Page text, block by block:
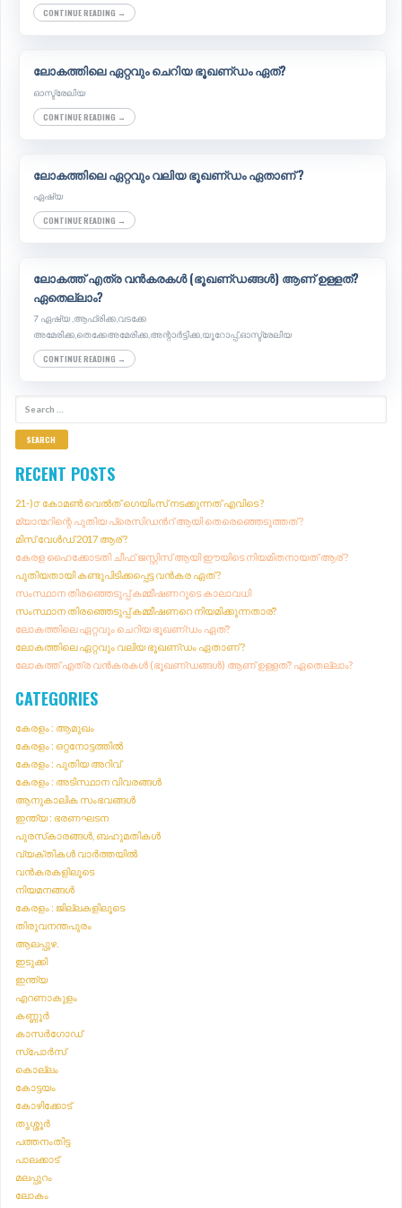
CONTINUE READING →
ലോകത്തിലെ ഏറ്റവും ചെറിയ ഭൂഖണ്‌ഡം ഏത്?
ഓസ്ട്രേലിയ
CONTINUE READING →
ലോകത്തിലെ ഏറ്റവും വലിയ ഭൂഖണ്‌ഡം ഏതാണ് ?
ഏഷ്യ
CONTINUE READING →
ലോകത്ത് എത്ര വൻകരകൾ (ഭൂഖണ്‌ഡങ്ങൾ) ആണ് ഉള്ളത്?
ഏതെല്ലാം?
7 ഏഷ്യ ,ആഫ്രിക്ക,വടക്കേ
അമേരിക്ക,തെക്കേഅമേരിക്ക,അന്റാർട്ടിക്ക,യൂറോപ്പ്,ഓസ്ട്രേലിയ
CONTINUE READING →
C
RECENT POSTS
21-)൦ കോമൺ വെൽത് ഗെയിംസ് നടക്കുന്നത് എവിടെ ?
മ്യാന്മറിന്റെ പുതിയ പ്രെസിഡൻറ് ആയി തെരെഞ്ഞെടുത്തത് ?
മിസ് വേൾഡ് 2017 ആര് ?
കേരള ഹൈക്കോടതി ചീഫ് ജസ്റ്റിസ് ആയി ഈയിടെ നിയമിതനായത് ആര് ?
പുതിയതായി കണ്ടുപിടിക്കപ്പെട്ട വൻകര ഏത് ?
സംസ്ഥാന തിരഞ്ഞെടുപ്പ് കമ്മീഷണറുടെ കാലാവധി
സംസ്ഥാന തിരഞ്ഞെടുപ്പ് കമ്മീഷണറെ നിയമിക്കുന്നതാര്?
ലോകത്തിലെ ഏറ്റവും ചെറിയ ഭൂഖണ്‌ഡം ഏത്?
ലോകത്തിലെ ഏറ്റവും വലിയ ഭൂഖണ്‌ഡം ഏതാണ് ?
ലോകത്ത് എത്ര വൻകരകൾ (ഭൂഖണ്‌ഡങ്ങൾ) ആണ് ഉള്ളത്? ഏതെല്ലാം?
CATEGORIES
കേരളം : ആമുഖം
കേരളം : ഒറ്റനോട്ടത്തിൽ
കേരളം : പുതിയ അറിവ്
കേരളം : അടിസ്ഥാന വിവരങ്ങൾ
ആനുകാലിക സംഭവങ്ങൾ
ഇന്ത്യ : ഭരണഘടന
പുരസ്‌കാരങ്ങൾ, ബഹുമതികൾ
വ്യക്തികൾ വാർത്തയിൽ
വൻകരകളിലൂടെ
നിയമനങ്ങൾ
കേരളം : ജില്ലകളിലൂടെ
തിരുവനന്തപുരം
ആലപ്പുഴ.
ഇടുക്കി
ഇന്ത്യ
എറണാകുളം
കണ്ണൂർ
കാസർഗോഡ്
സ്‌പോർസ്
കൊല്ലം
കോട്ടയം
കോഴിക്കോട്
തൃശ്ശൂർ
പത്തനംതിട്ട
പാലക്കാട്
മലപ്പുറം
ലോകം